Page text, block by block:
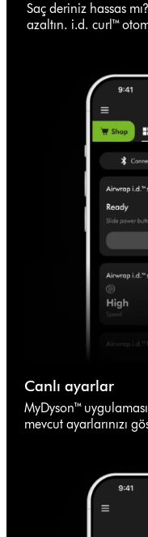
Saç deriniz hassas
azaltın. i.d. curl™
Canlı ayarlar
MyDyson™
mevcut ayarlarınızı